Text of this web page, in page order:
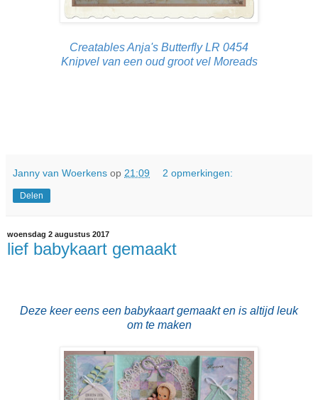
Creatables Anja's Butterfly LR 0454
Knipvel van een oud groot vel Moreads
Janny van Woerkens op 21:09 2 opmerkingen:
Delen
woensdag 2 augustus 2017
lief babykaart gemaakt
Deze keer eens een babykaart gemaakt en is altijd leuk
om te maken